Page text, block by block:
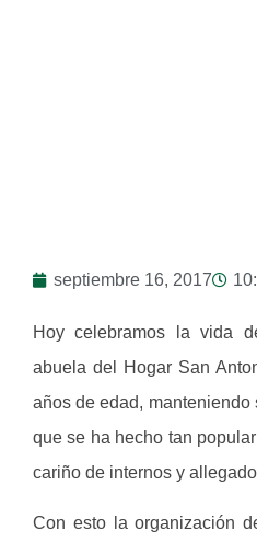
septiembre 16, 2017
Hoy celebramos la vida
abuela del Hogar San
años de edad, manteniendo
que se ha hecho tan
cariño de internos y
Con esto la organización